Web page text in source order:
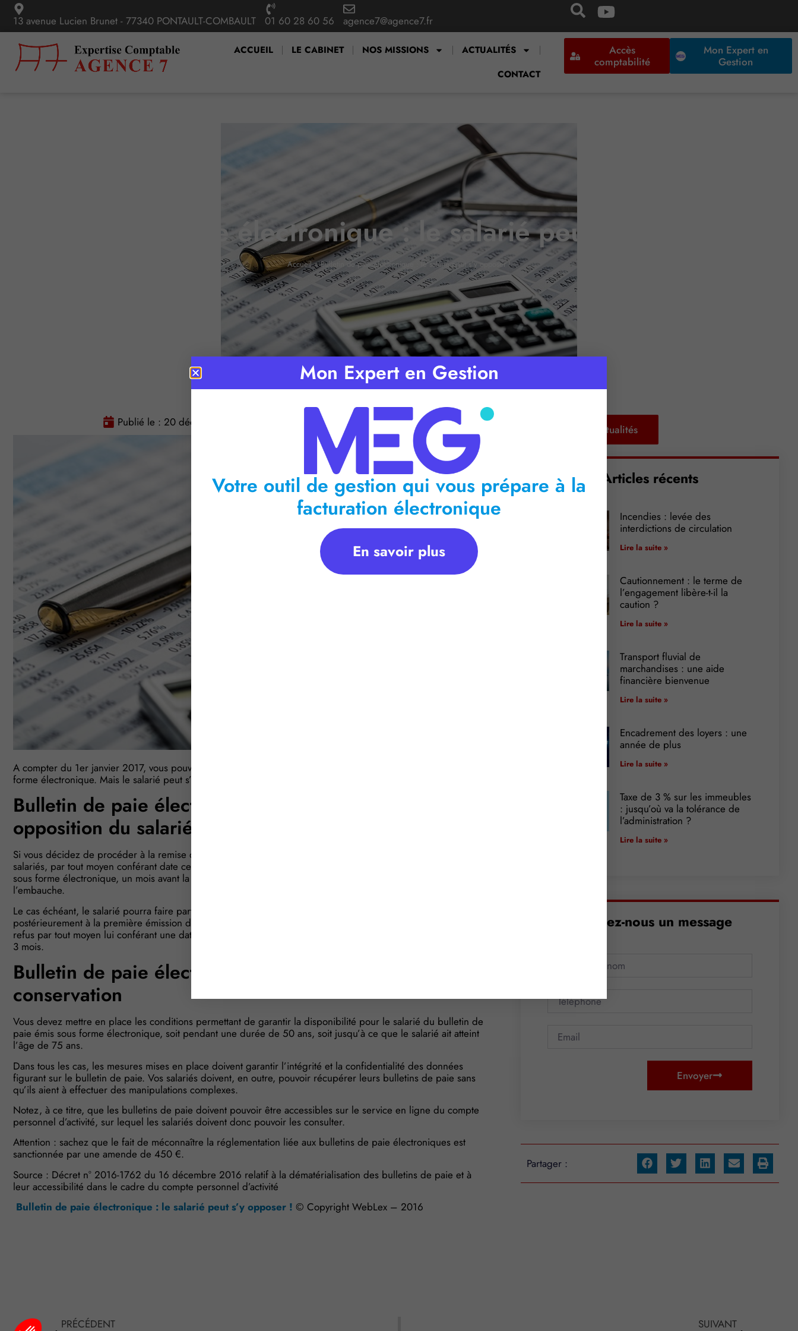
13 avenue Lucien Brunet - 77340 PONTAULT-COMBAULT 01 60 28 60 56 agence7@agence7.fr
ACCUEIL LE CABINET NOS MISSIONS
ACTUALITÉS
CONTACT
Accès
comptabilité
Mon Expert en
Gestion
Bulletin de paie électronique : le salarié peut s’y opposer !
Accueil»Bulletin de paie électronique : le salarié peut s’y opposer !
Publié le : 20 décembre 2016 Temps de lecture : minutes
A compter du 1er janvier 2017, vous pouvez remettre aux salariés de l’entreprise leurs bulletins de paie sous
forme électronique. Mais le salarié peut s’y opposer, à condition d’en faire la demande…
Bulletin de paie électronique : possible, sauf
opposition du salarié !
Si vous décidez de procéder à la remise du bulletin de paie sous forme électronique, vous devez informer les
salariés, par tout moyen conférant date certaine, de leur droit de s’opposer à l’émission du bulletin de paie
sous forme électronique, un mois avant la 1ère émission du bulletin de paie électronique ou au moment de
l’embauche.
Le cas échéant, le salarié pourra faire part de son opposition à tout moment, préalablement ou
postérieurement à la première émission d’un bulletin de paie sous forme électronique. Il doit vous notifier son
refus par tout moyen lui conférant une date certaine. Sa demande doit être suivie d’effet au plus tard dans les
3 mois.
Bulletin de paie électronique : précision sur sa
conservation
Vous devez mettre en place les conditions permettant de garantir la disponibilité pour le salarié du bulletin de
paie émis sous forme électronique, soit pendant une durée de 50 ans, soit jusqu’à ce que le salarié ait atteint
l’âge de 75 ans.
Dans tous les cas, les mesures mises en place doivent garantir l’intégrité et la confidentialité des données
figurant sur le bulletin de paie. Vos salariés doivent, en outre, pouvoir récupérer leurs bulletins de paie sans
qu’ils aient à effectuer des manipulations complexes.
Notez, à ce titre, que les bulletins de paie doivent pouvoir être accessibles sur le service en ligne du compte
personnel d’activité, sur lequel les salariés doivent donc pouvoir les consulter.
Attention : sachez que le fait de méconnaître la réglementation liée aux bulletins de paie électroniques est
sanctionnée par une amende de 450 €.
Source : Décret n° 2016-1762 du 16 décembre 2016 relatif à la dématérialisation des bulletins de paie et à
leur accessibilité dans le cadre du compte personnel d’activité
Bulletin de paie électronique : le salarié peut s’y opposer ! © Copyright WebLex – 2016
Retour aux actualités
Articles récents
Incendies : levée des
interdictions de circulation
Lire la suite »
Cautionnement : le terme de
l’engagement libère-t-il la
caution ?
Lire la suite »
Transport fluvial de
marchandises : une aide
financière bienvenue
Lire la suite »
Encadrement des loyers : une
année de plus
Lire la suite »
Taxe de 3 % sur les immeubles
: jusqu’où va la tolérance de
l’administration ?
Lire la suite »
Envoyez-nous un message
Envoyer
Partager :
PRÉCÉDENT SUIVANT
Mon Expert en Gestion
Votre outil de gestion qui vous prépare à la
facturation électronique
En savoir plus